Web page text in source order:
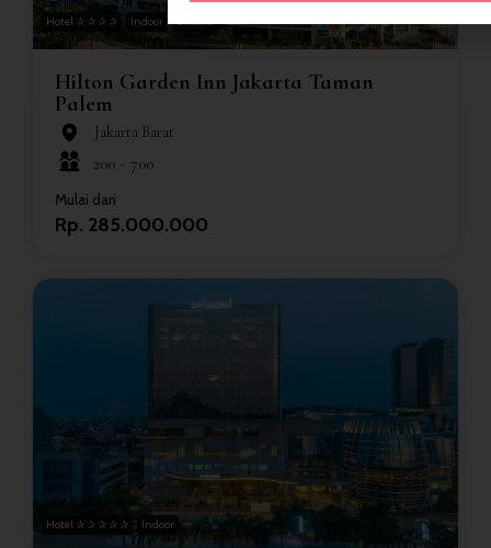
Hotel ✰ ✰ ✰ ✰ Indoor Outdoor
Hilton Garden Inn Jakarta Taman
Palem
Jakarta Barat
200 - 700
Mulai dari
Rp. 285.000.000
Hotel ✰ ✰ ✰ ✰ ✰ Indoor